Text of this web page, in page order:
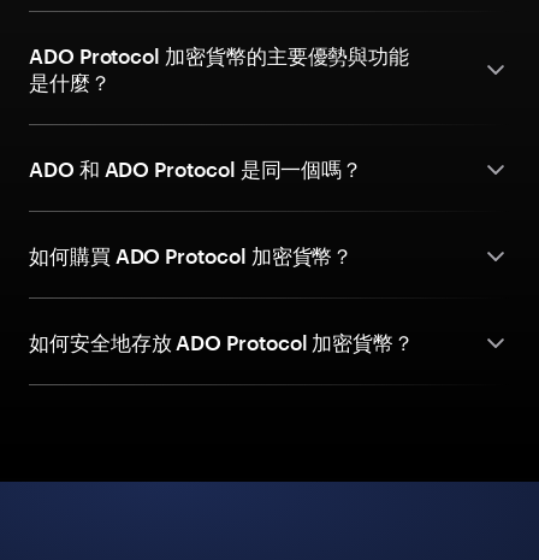
ADO Protocol 加密貨幣的主要優勢與功能
是什麼？
ADO 和 ADO Protocol 是同一個嗎？
如何購買 ADO Protocol 加密貨幣？
如何安全地存放 ADO Protocol 加密貨幣？